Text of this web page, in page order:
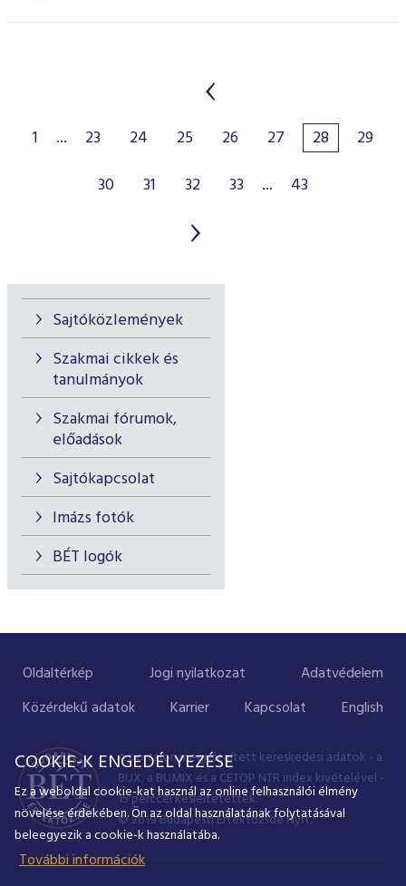
Sajtóközlemények
Szakmai cikkek és
tanulmányok
Szakmai fórumok,
előadások
Sajtókapcsolat
Imázs fotók
BÉT logók
1 ... 23 24 25 26 27 28
29
30
31 32 33 ... 43
Oldaltérkép Jogi nyilatkozat
Adatvédelem
Közérdekű adatok
Karrier Kapcsolat English
A portálon megjelenített kereskedési adatok - a
BUX, a BUMIX és a CETOP NTR index kivételével -
15 perccel késleltetettek.
© 2019 Budapesti Értéktőzsde Nyrt.
COOKIE-K ENGEDÉLYEZÉSE
Ez a weboldal cookie-kat használ az online felhasználói élmény
növelése érdekében. Ön az oldal használatának folytatásával
beleegyezik a cookie-k használatába.
További információk